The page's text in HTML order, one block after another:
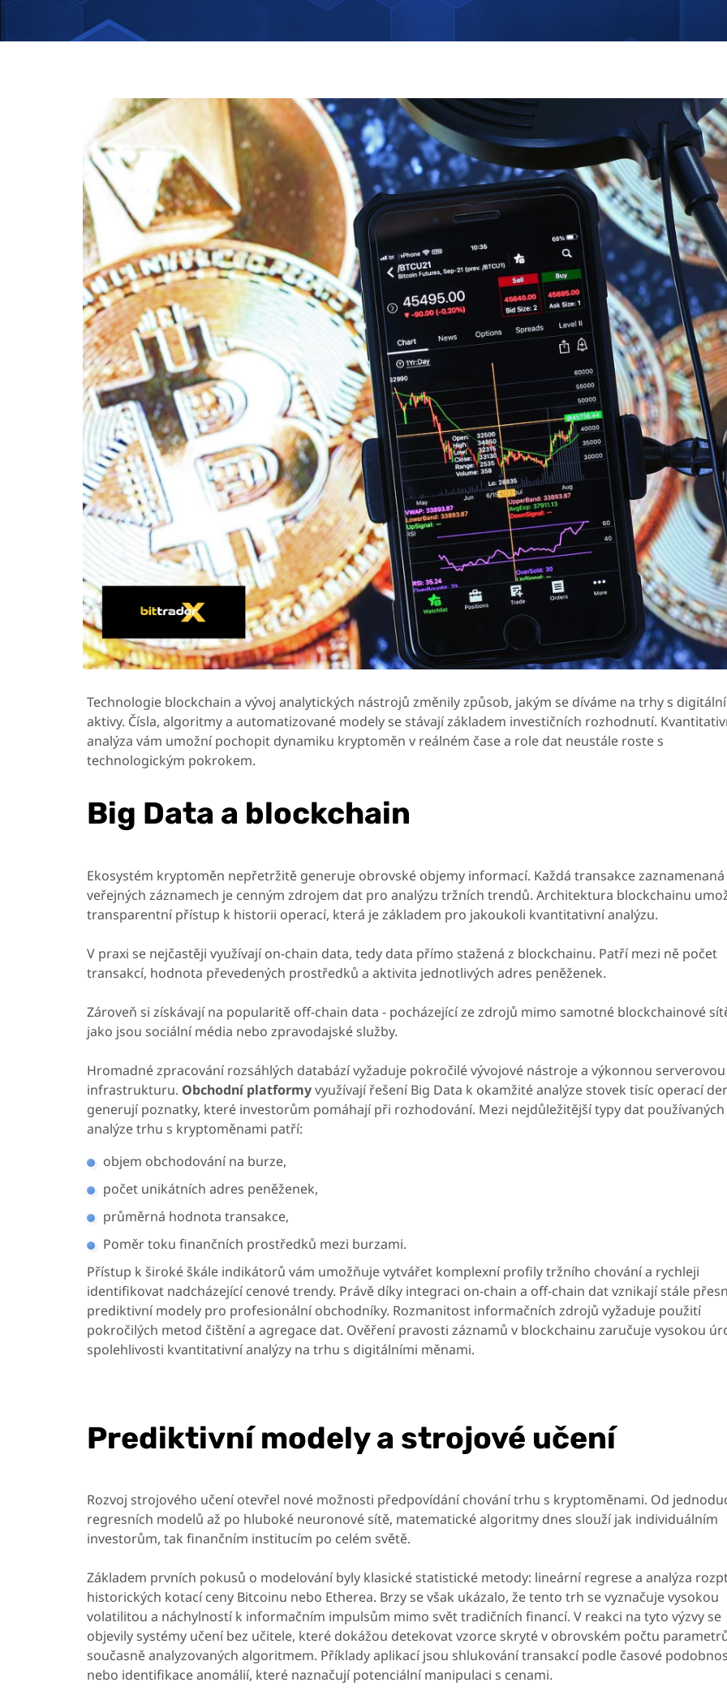
Technologie blockchain a vývoj analytických nástrojů změnily způsob, jakým se díváme na trhy s
aktivy. Čísla, algoritmy a automatizované modely se stávají základem investičních rozhodnutí.
analýza vám umožní pochopit dynamiku kryptoměn v reálném čase a role dat neustále roste s
technologickým pokrokem.
Big Data a blockchain
Ekosystém kryptoměn nepřetržitě generuje obrovské objemy informací. Každá transakce zaznamenaná
veřejných záznamech je cenným zdrojem dat pro analýzu tržních trendů. Architektura blockchainu
transparentní přístup k historii operací, která je základem pro jakoukoli kvantitativní analýzu.
V praxi se nejčastěji využívají on-chain data, tedy data přímo stažená z blockchainu. Patří mezi ně počet
transakcí, hodnota převedených prostředků a aktivita jednotlivých adres peněženek.
Zároveň si získávají na popularitě off-chain data - pocházející ze zdrojů mimo samotné blockchainové
jako jsou sociální média nebo zpravodajské služby.
Hromadné zpracování rozsáhlých databází vyžaduje pokročilé vývojové nástroje a výkonnou serverovou
infrastrukturu. Obchodní platformyvyužívají řešení Big Data k okamžité analýze stovek tisíc operací
generují poznatky, které investorům pomáhají při rozhodování. Mezi nejdůležitější typy dat
analýze trhu s kryptoměnami patří:
objem obchodování na burze,
počet unikátních adres peněženek,
průměrná hodnota transakce,
Poměr toku finančních prostředků mezi burzami.
Přístup k široké škále indikátorů vám umožňuje vytvářet komplexní profily tržního chování a rychleji
identifikovat nadcházející cenové trendy. Právě díky integraci on-chain a off-chain dat vznikají stále
prediktivní modely pro profesionální obchodníky. Rozmanitost informačních zdrojů vyžaduje použití
pokročilých metod čištění a agregace dat. Ověření pravosti záznamů v blockchainu zaručuje vysokou
spolehlivosti kvantitativní analýzy na trhu s digitálními měnami.
Prediktivní modely a strojové učení
Rozvoj strojového učení otevřel nové možnosti předpovídání chování trhu s kryptoměnami. Od
regresních modelů až po hluboké neuronové sítě, matematické algoritmy dnes slouží jak individuálním
investorům, tak finančním institucím po celém světě.
Základem prvních pokusů o modelování byly klasické statistické metody: lineární regrese a analýza
historických kotací ceny Bitcoinu nebo Etherea. Brzy se však ukázalo, že tento trh se vyznačuje vysokou
volatilitou a náchylností k informačním impulsům mimo svět tradičních financí. V reakci na tyto výzvy se
objevily systémy učení bez učitele, které dokážou detekovat vzorce skryté v obrovském počtu
současně analyzovaných algoritmem. Příklady aplikací jsou shlukování transakcí podle časové
nebo identifikace anomálií, které naznačují potenciální manipulaci s cenami.